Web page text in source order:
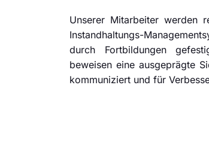
Unserer Mitarbeiter werden
Instandhaltungs-
durch Fortbildungen
beweisen eine ausgeprägte
kommuniziert und für